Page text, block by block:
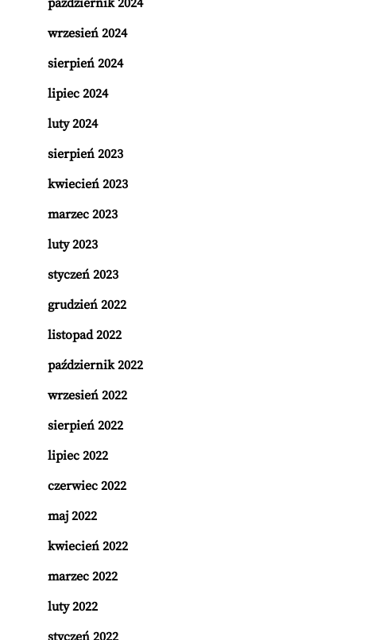
październik 2024
wrzesień 2024
sierpień 2024
lipiec 2024
luty 2024
sierpień 2023
kwiecień 2023
marzec 2023
luty 2023
styczeń 2023
grudzień 2022
listopad 2022
październik 2022
wrzesień 2022
sierpień 2022
lipiec 2022
czerwiec 2022
maj 2022
kwiecień 2022
marzec 2022
luty 2022
styczeń 2022